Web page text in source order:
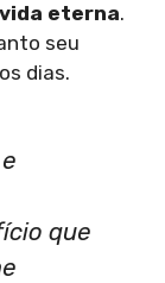
vida eterna.
seu
dias.
que